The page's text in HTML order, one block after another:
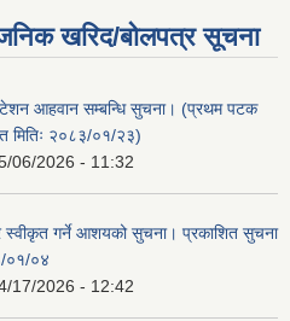
खरिद/बोलपत्र सूचना
आहवान सम्बन्धि सुचना। (प्रथम पटक
मितिः २०८३/०१/२३)
06/2026 - 11:32
स्वीकृत गर्ने आशयको सुचना। प्रकाशित सुचना
०१/०४
17/2026 - 12:42